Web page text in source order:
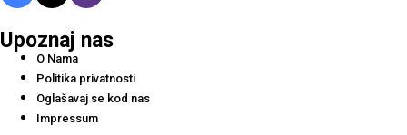
Upoznaj nas
O Nama
Politika privatnosti
Oglašavaj se kod nas
Impressum